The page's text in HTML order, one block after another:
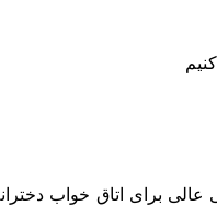
برای اتاق خواب